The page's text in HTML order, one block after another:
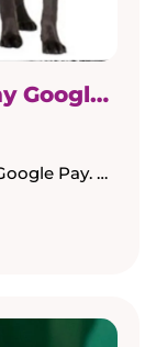
Casting na psa do reklamy Google Pay
Ogłaszamy casting do reklamy dla Google Pay. Każdy pies, który spełnia kryteria i znajduje się już w naszej bazie – […] Ogłaszamy casting do reklamy ...